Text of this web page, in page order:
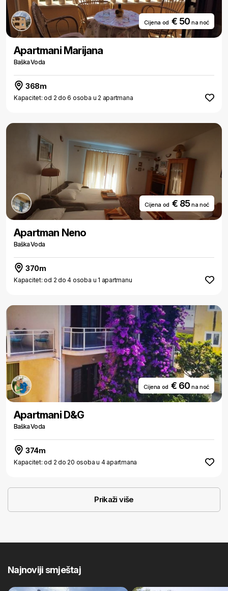
Cijena od € 50na noć
Apartmani Marijana
Baška Voda
368m
Kapacitet: od 2 do 6 osoba u 2 apartmana
Cijena od € 85na noć
Apartman Neno
Baška Voda
370m
Kapacitet: od 2 do 4 osoba u 1 apartmanu
Cijena od € 60na noć
Apartmani D&G
Baška Voda
374m
Kapacitet: od 2 do 20 osoba u 4 apartmana
Prikaži više
Najnoviji smještaj